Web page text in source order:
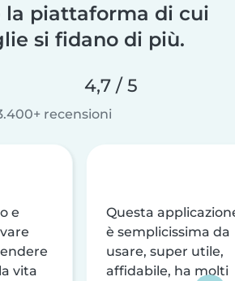
la piattaforma di cui
si fidano di più.
4,7 / 5
recensioni
e
vita
Questa
è semplicissima da
usare, super utile,
affidabile, ha molti